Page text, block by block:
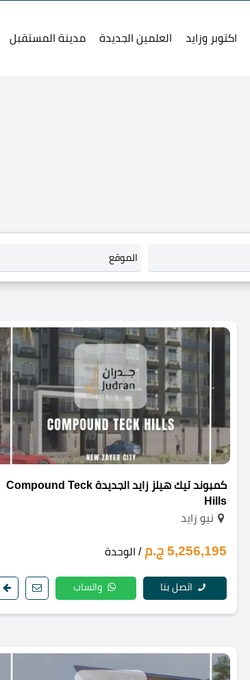
اكتوبر وزايد العلمين الجديدة مدينة المستقبل
كمبوند تيك هيلز زايد الجديدة Compound Teck
Hills
نيو زايد
5,256,195 ج.م / الوحدة
اتصل بنا واتساب